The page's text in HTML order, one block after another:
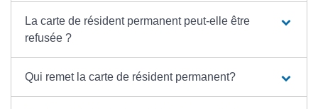
La carte de résident permanent peut-elle être
refusée ?
Qui remet la carte de résident permanent?